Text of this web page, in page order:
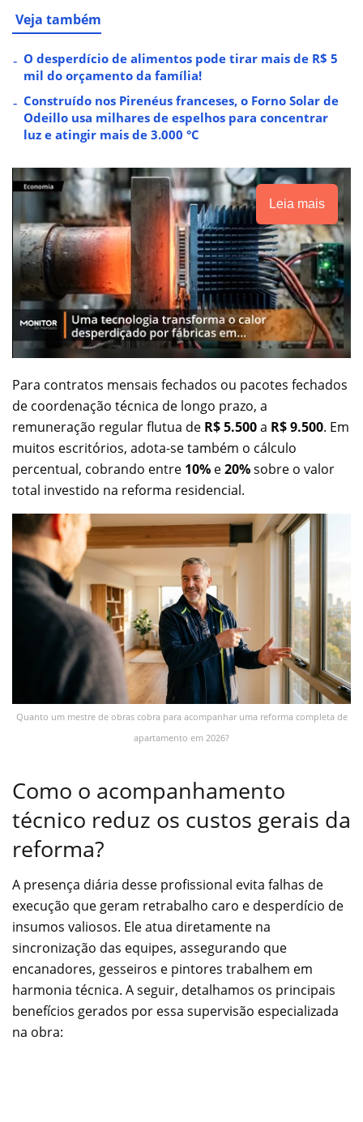
Veja também
O desperdício de alimentos pode tirar mais de R$ 5
mil do orçamento da família!
Construído nos Pirenéus franceses, o Forno Solar de
Odeillo usa milhares de espelhos para concentrar
luz e atingir mais de 3.000 °C
Leia mais
Para contratos mensais fechados ou pacotes fechados
de coordenação técnica de longo prazo, a
remuneração regular flutua de R$ 5.500a R$ 9.500. Em
muitos escritórios, adota-se também o cálculo
percentual, cobrando entre 10% e20%sobre o valor
total investido na reforma residencial.
Quanto um mestre de obras cobra para acompanhar uma reforma completa de
apartamento em 2026?
Como o acompanhamento
técnico reduz os custos gerais da
reforma?
A presença diária desse profissional evita falhas de
execução que geram retrabalho caro e desperdício de
insumos valiosos. Ele atua diretamente na
sincronização das equipes, assegurando que
encanadores, gesseiros e pintores trabalhem em
harmonia técnica. A seguir, detalhamos os principais
benefícios gerados por essa supervisão especializada
na obra: